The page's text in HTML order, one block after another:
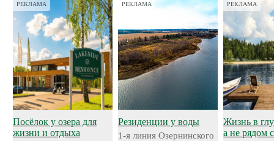
РЕКЛАМА
Посёлок у озера для
жизни и отдыха
РЕКЛАМА
Резиденции у воды
1-я линия Озернинского
РЕКЛАМА
Жизнь в
а не рядом